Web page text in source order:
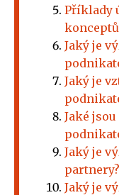
Příklady
Jaký je
Jaký je
Jaké
Jaký je
partnery?
Jaký je